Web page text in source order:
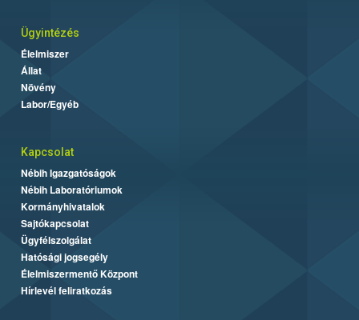
Ügyintézés
Élelmiszer
Állat
Növény
Labor/Egyéb
Kapcsolat
Nébih Igazgatóságok
Nébih Laboratóriumok
Kormányhivatalok
Sajtókapcsolat
Ügyfélszolgálat
Hatósági jogsegély
Élelmiszermentő Központ
Hírlevél feliratkozás